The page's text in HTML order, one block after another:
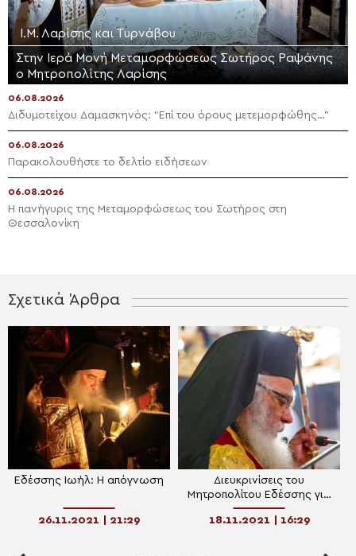
Ι.Μ. Λαρίσης και Τυρνάβου
Στην Ιερά Μονή Μεταμορφώσεως Σωτήρος Ραψάνης
ο Μητροπολίτης Λαρίσης
06.08.2026
Διδυμοτείχου Δαμασκηνός: “Επί του όρους μετεμορφώθης…”
06.08.2026
Παρακολουθήστε το δελτίο ειδήσεων
06.08.2026
Η πανήγυρις της Μεταμορφώσεως του Σωτήρος στη
Θεσσαλονίκη
Σχετικά Άρθρα
Εδέσσης Ιωήλ: Η απόγνωση
26.11.2021 | 21:29
Διευκρινίσεις του
Μητροπολίτου Εδέσσης για
το εμβόλιο
18.11.2021 | 16:29